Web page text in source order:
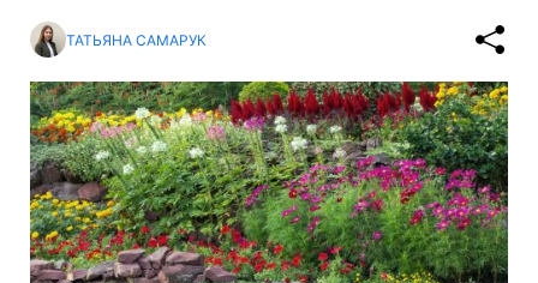
ТАТЬЯНА САМАРУК